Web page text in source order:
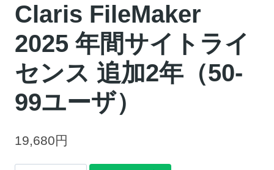
Claris FileMaker
2025 年間サイトライ
センス 追加2年（50-
99ユーザ）
19,680円